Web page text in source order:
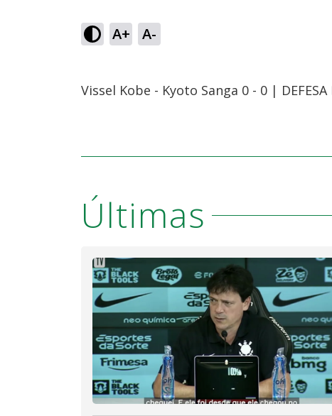
A+ A-
Vissel Kobe - Kyoto Sanga 0 - 0 |
Últimas